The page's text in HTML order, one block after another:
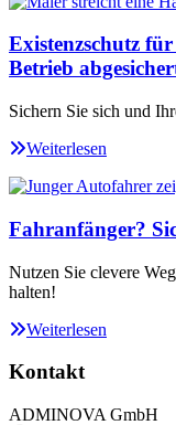
Existenzschutz
Betrieb
Sichern Sie sich und
Weiterlesen
Fahranfänger?
Nutzen Sie clevere
halten!
Weiterlesen
Kontakt
ADMINOVA GmbH